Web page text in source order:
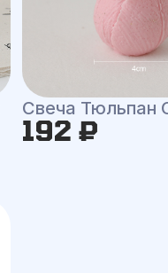
Свеча Тюльпан
192 ₽